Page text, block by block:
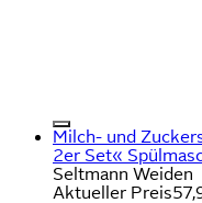
Milch- und
2er Set«
Seltmann Weiden
Aktueller Preis